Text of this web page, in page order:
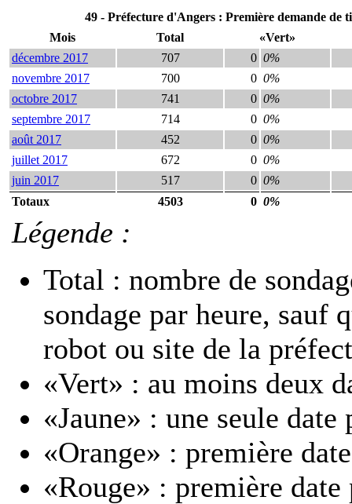
49 - Préfecture d'Angers : Première demande de
Mois
Total
«Vert»
décembre 2017
707 0 0%
novembre 2017
700 0 0%
octobre 2017
741 0 0%
septembre 2017
714 0 0%
août 2017
452 0 0%
juillet 2017
672 0 0%
juin 2017
517 0 0%
Totaux
4503 0 0%
Légende :
Total : nombre de
sondage par heure, sauf
robot ou site de la
«Vert» : au moins deux
«Jaune» : une seule
«Orange» : première
«Rouge» : première